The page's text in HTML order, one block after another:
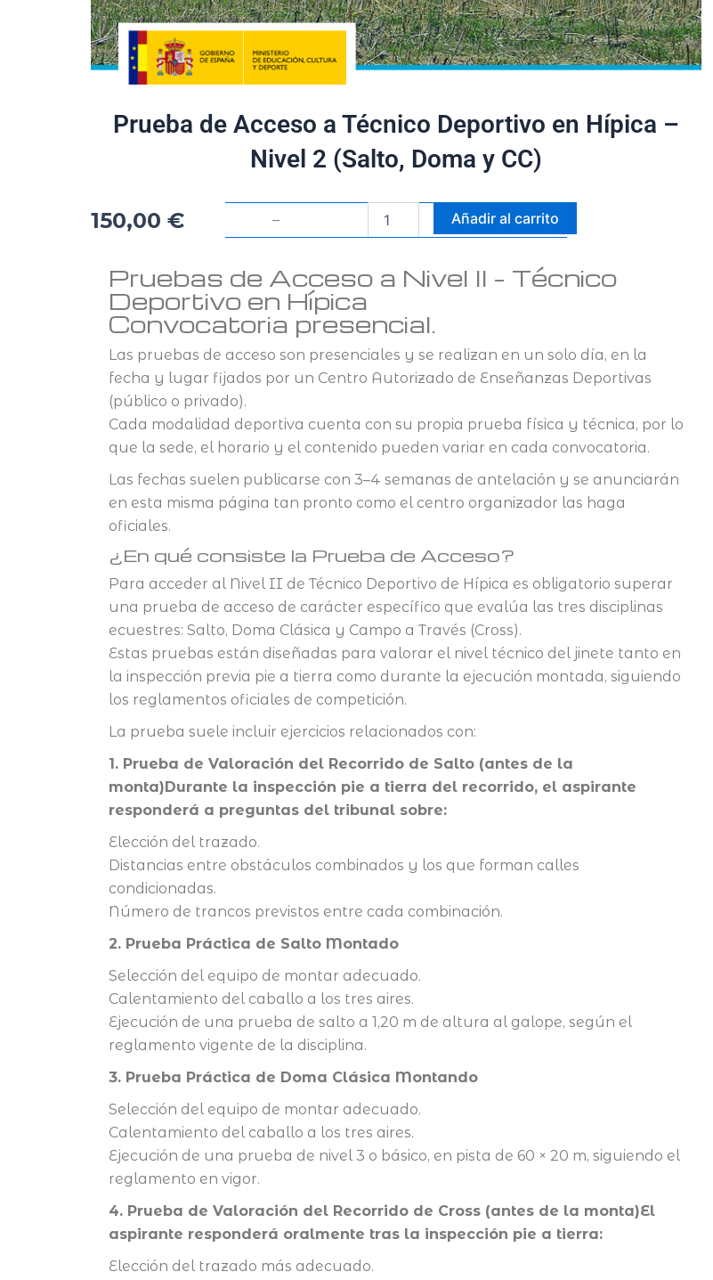
Prueba de Acceso a Técnico Deportivo en Hípica –
Nivel 2 (Salto, Doma y CC)
150,00 € –
Técnico
Deportivo
en
Hípica
–
Nivel
Doma
y
CC)
cantidad
Añadir al carrito
Pruebas de Acceso a Nivel II – Técnico
Deportivo en Hípica
Convocatoria presencial.
Las pruebas de acceso son presenciales y se realizan en un solo día, en la
fecha y lugar fijados por un Centro Autorizado de Enseñanzas Deportivas
(público o privado).
Cada modalidad deportiva cuenta con su propia prueba física y técnica, por lo
que la sede, el horario y el contenido pueden variar en cada convocatoria.
Las fechas suelen publicarse con 3–4 semanas de antelación y se anunciarán
en esta misma página tan pronto como el centro organizador las haga
oficiales.
¿En qué consiste la Prueba de Acceso?
Para acceder al Nivel II de Técnico Deportivo de Hípica es obligatorio superar
una prueba de acceso de carácter específico que evalúa las tres disciplinas
ecuestres: Salto, Doma Clásica y Campo a Través (Cross).
Estas pruebas están diseñadas para valorar el nivel técnico del jinete tanto en
la inspección previa pie a tierra como durante la ejecución montada, siguiendo
los reglamentos oficiales de competición.
La prueba suele incluir ejercicios relacionados con:
1. Prueba de Valoración del Recorrido de Salto (antes de la
monta)Durante la inspección pie a tierra del recorrido, el aspirante
responderá a preguntas del tribunal sobre:
Elección del trazado.
Distancias entre obstáculos combinados y los que forman calles
condicionadas.
Número de trancos previstos entre cada combinación.
2. Prueba Práctica de Salto Montado
Selección del equipo de montar adecuado.
Calentamiento del caballo a los tres aires.
Ejecución de una prueba de salto a 1,20 m de altura al galope, según el
reglamento vigente de la disciplina.
3. Prueba Práctica de Doma Clásica Montando
Selección del equipo de montar adecuado.
Calentamiento del caballo a los tres aires.
Ejecución de una prueba de nivel 3 o básico, en pista de 60 × 20 m, siguiendo el
reglamento en vigor.
4. Prueba de Valoración del Recorrido de Cross (antes de la monta)El
aspirante responderá oralmente tras la inspección pie a tierra:
Elección del trazado más adecuado.